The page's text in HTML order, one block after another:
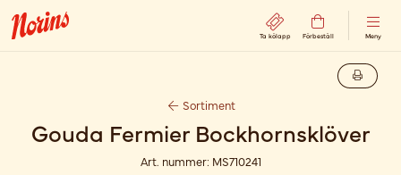
Ta kölapp Förbeställ Meny
Sortiment
Gouda Fermier Bockhornsklöver
Art. nummer: MS710241